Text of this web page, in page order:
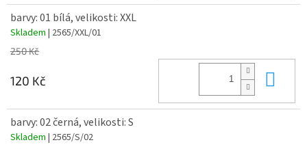
barvy: 01 bílá, velikosti: XXL
Skladem | 2565/XXL/01
250 Kč
120 Kč
barvy: 02 černá, velikosti: S
Skladem | 2565/S/02